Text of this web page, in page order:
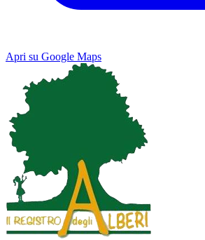
Apri su Google Maps
Map Satellite
Keyboard shortcuts